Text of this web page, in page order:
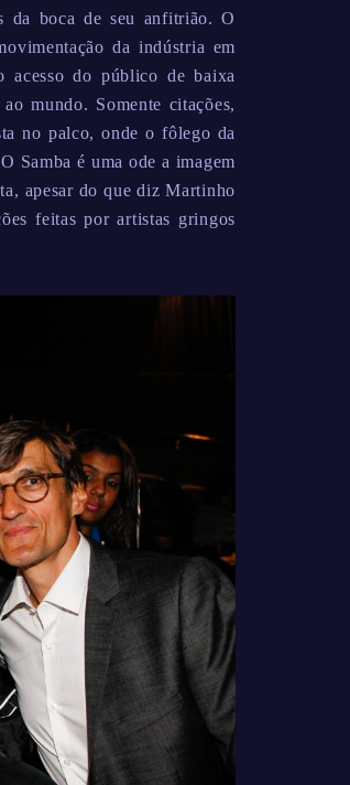
da boca de seu anfitrião. O
da indústria em
acesso do público de baixa
mundo. Somente citações,
no palco, onde o fôlego da
Samba é uma ode a imagem
apesar do que diz Martinho
feitas por artistas gringos